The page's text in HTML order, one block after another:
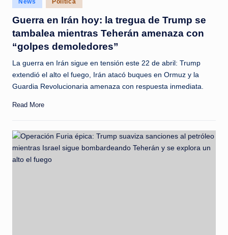
c
i
a
s
a
l
i
s
t
in
News Política
Guerra en Irán hoy: la tregua de Trump se
tambalea mientras Teherán amenaza con
“golpes demoledores”
La guerra en Irán sigue en tensión este 22 de abril: Trump
extendió el alto el fuego, Irán atacó buques en Ormuz y la
Guardia Revolucionaria amenaza con respuesta inmediata.
Read More